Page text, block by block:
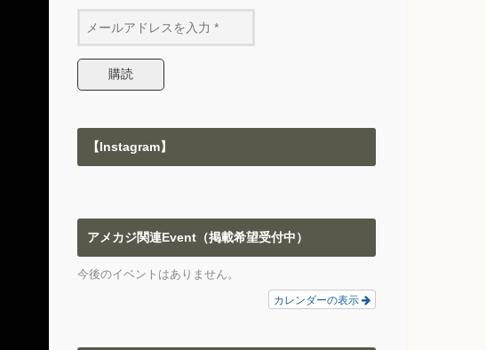
【Instagram】
アメカジ関連Event（掲載希望受付中）
今後のイベントはありません。
カレンダーの表示